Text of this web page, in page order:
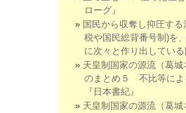
ローグ』
国民から収奪し抑圧す
税や国民総背番号制)を
に次々と作り出してい
天皇制国家の源流（葛城
のまとめ５ 不比等によ
『日本書紀』
天皇制国家の源流（葛城